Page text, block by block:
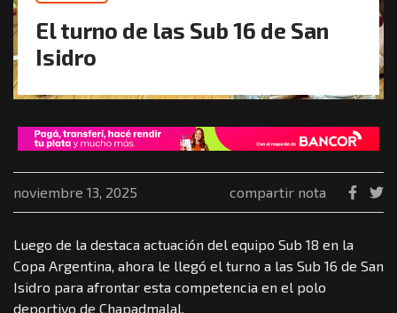
El turno de las Sub 16 de San
Isidro
noviembre 13, 2025 compartir nota
Luego de la destaca actuación del equipo Sub 18 en la
Copa Argentina, ahora le llegó el turno a las Sub 16 de San
Isidro para afrontar esta competencia en el polo
deportivo de Chapadmalal.